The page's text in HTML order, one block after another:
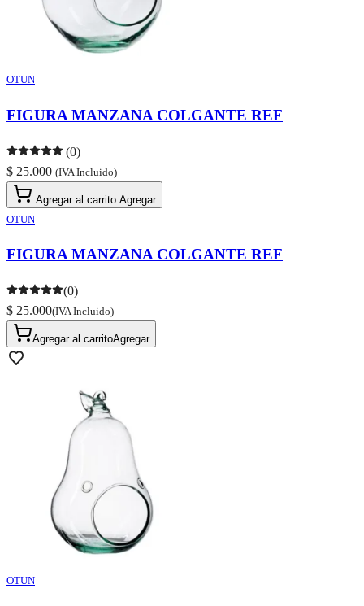
OTUN
FIGURA MANZANA COLGANTE REF
(0)
$ 25.000 (IVA Incluido)
Agregar al carrito Agregar
OTUN
FIGURA MANZANA COLGANTE REF
(0)
$ 25.000(IVA Incluido)
Agregar al carritoAgregar
OTUN